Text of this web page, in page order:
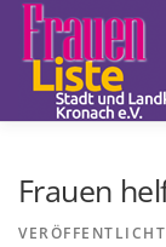
Zum
Inhalt
springen
Frauen